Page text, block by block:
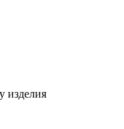
изделия